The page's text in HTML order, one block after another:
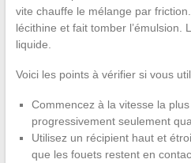
vite chauffe le mélange par
lécithine et fait tomber l’émulsion.
liquide.
Voici les points à vérifier si vous
Commencez à la vitesse la
progressivement seulement
Utilisez un récipient haut et
que les fouets restent en